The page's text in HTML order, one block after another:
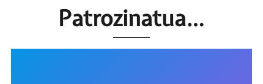
Patrozinatua…